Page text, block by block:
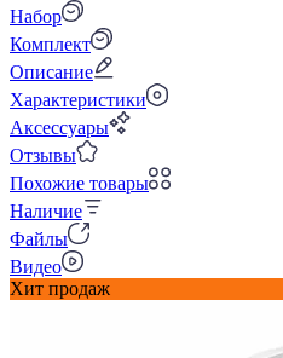
Набор
Комплект
Описание
Характеристики
Аксессуары
Отзывы
Похожие товары
Наличие
Файлы
Видео
Хит продаж